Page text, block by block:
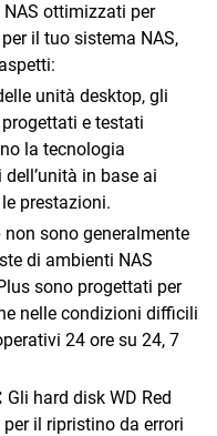
ottimizzati per
il tuo sistema NAS,
unità desktop, gli
e testati
la tecnologia
in base ai
prestazioni.
sono generalmente
di ambienti NAS
sono progettati per
nelle condizioni difficili
24 ore su 24, 7
Gli hard disk WD Red
il ripristino da errori